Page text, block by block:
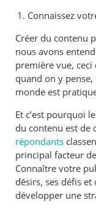
Connaissez
Créer du contenu
nous avons
première vue, ceci
quand on y
monde est
Et c’est pourquoi
du contenu est de
répondants
principal facteur
Connaître votre
désirs, ses défis
développer une